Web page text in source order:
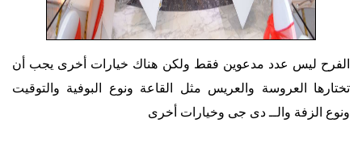
الفرح ليس عدد مدعوين فقط ولكن هناك خيارات أخرى يجب أن
تختارها العروسة والعريس مثل القاعة ونوع البوفية والتوقيت
ونوع الزفة والــ دى جى وخيارات أخرى